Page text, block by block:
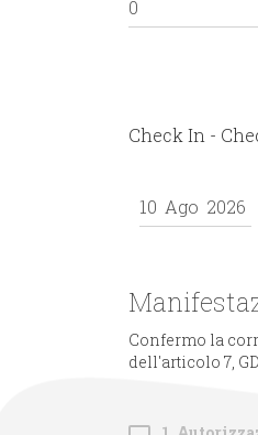
Check In -
Confermo la
dell'articolo 7,